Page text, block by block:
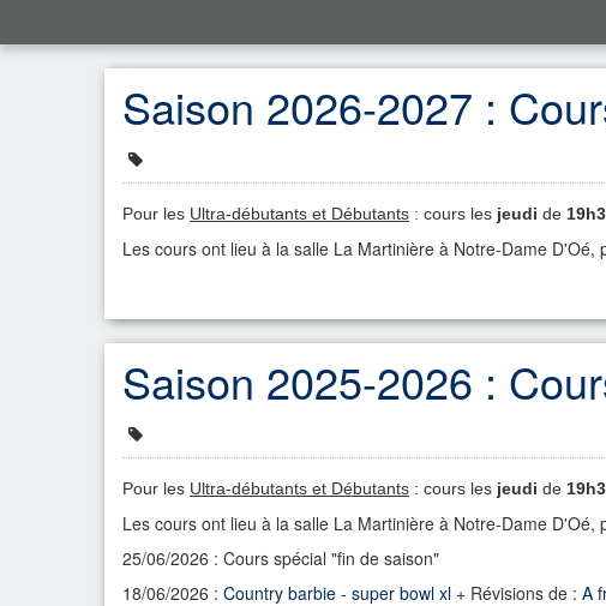
Saison 2026-2027 :
Pour les Ultra-débutants et Débutants : cours les jeudi de
Les cours ont lieu à la salle La Martinière à Notre-Dame D'Oé,
Saison 2025-2026 :
Pour les Ultra-débutants et Débutants : cours les jeudi de
Les cours ont lieu à la salle La Martinière à Notre-Dame D'Oé,
25/06/2026 : Cours spécial "fin de saison"
18/06/2026 : Country barbie - super bowl xl + Révisions de : A